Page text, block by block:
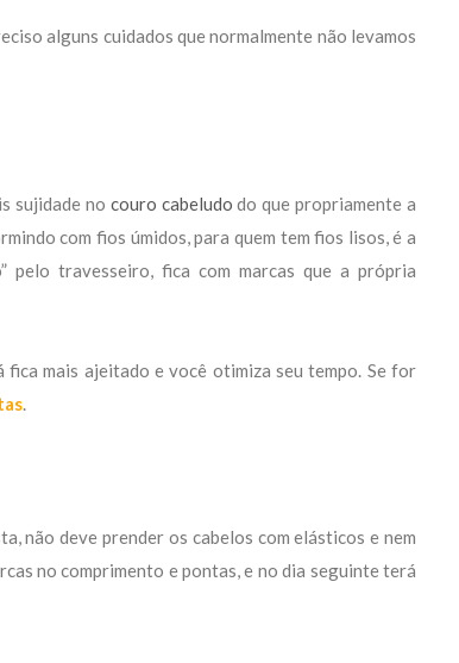
alguns cuidados que normalmente não levamos
sujidade no couro cabeludo do que propriamente a
com fios úmidos, para quem tem fios lisos, é a
pelo travesseiro, fica com marcas que a própria
fica mais ajeitado e você otimiza seu tempo. Se for
.
não deve prender os cabelos com elásticos e nem
no comprimento e pontas, e no dia seguinte terá